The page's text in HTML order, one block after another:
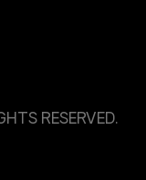
RESERVED.